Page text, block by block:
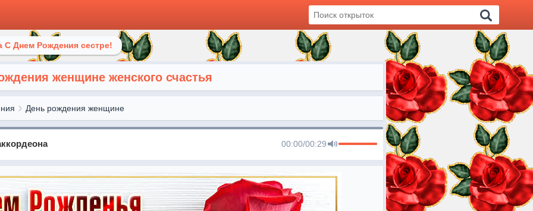
С Днем Рождения сестре!
женщине женского счастья
День рождения женщине
00:00/00:29